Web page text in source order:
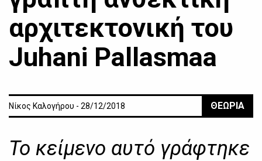
αρχιτεκτονική του
Juhani Pallasmaa
Νίκος Καλογήρου - 28/12/2018 ΘΕΩΡΙΑ
Το κείμενο αυτό γράφτηκε